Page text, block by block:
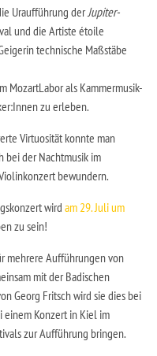
Uraufführung derJupiter-
und die Artiste étoile
technische Maßstäbe
MozartLabor als Kammermusik-
zu erleben.
Virtuosität konnte man
bei der Nachtmusik im
bewundern.
wird am 29. Juli um
zu sein!
mehrere Aufführungen von
mit der Badischen
Georg Fritsch wird sie dies bei
einem Konzert in Kiel im
zur Aufführung bringen.